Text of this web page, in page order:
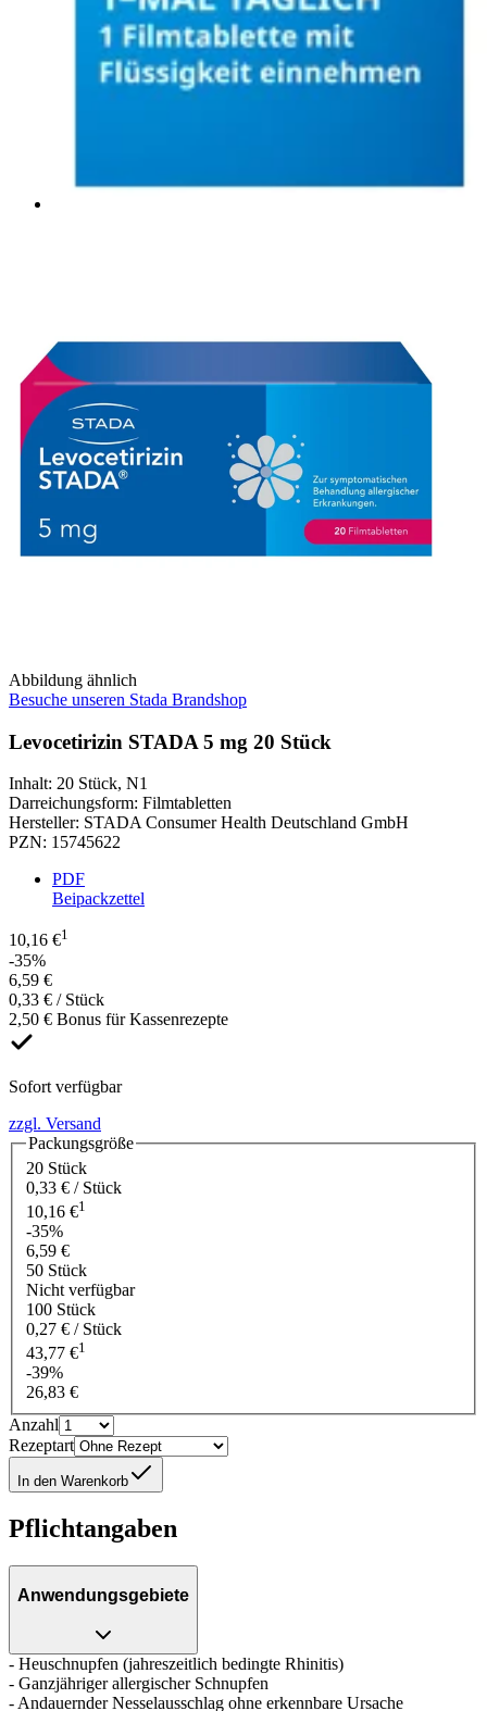
Abbildung ähnlich
Besuche unseren Stada Brandshop
Levocetirizin STADA 5 mg 20 Stück
Inhalt: 20 Stück, N1
Darreichungsform: Filmtabletten
Hersteller: STADA Consumer Health Deutschland GmbH
PZN: 15745622
PDF
Beipackzettel
10,16 €1
-35%
6,59 €
0,33 € / Stück
2,50 € Bonus für Kassenrezepte
Sofort verfügbar
zzgl. Versand
Packungsgröße
20 Stück
0,33 € / Stück
10,16 €1
-35%
6,59 €
50 Stück
Nicht verfügbar
100 Stück
0,27 € / Stück
43,77 €1
-39%
26,83 €
Anzahl
Rezeptart
In den Warenkorb
Pflichtangaben
Anwendungsgebiete
- Heuschnupfen (jahreszeitlich bedingte Rhinitis)
- Ganzjähriger allergischer Schnupfen
- Andauernder Nesselausschlag ohne erkennbare Ursache